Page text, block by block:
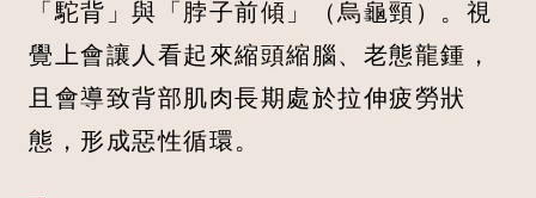
「駝背」與「脖子前傾」（烏龜頸）。視
覺上會讓人看起來縮頭縮腦、老態龍鍾，
且會導致背部肌肉長期處於拉伸疲勞狀
態，形成惡性循環。